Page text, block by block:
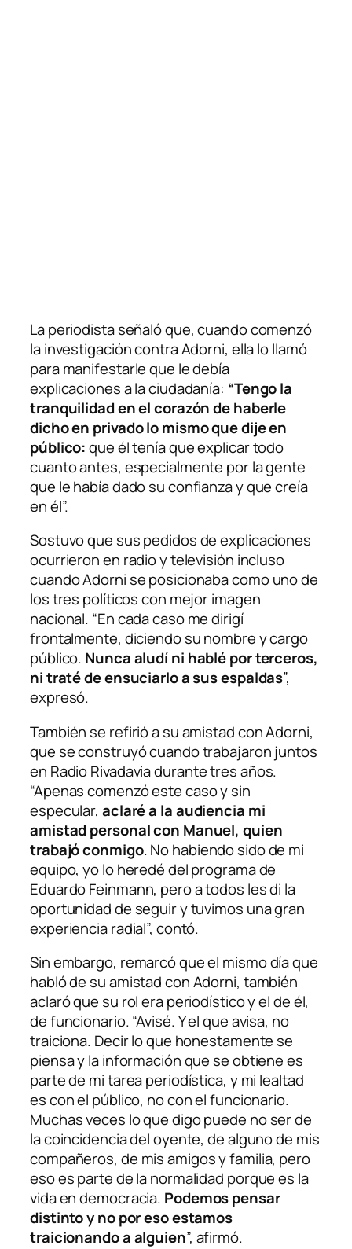
La periodista señaló que, cuando comenzó
la investigación contra Adorni, ella lo llamó
para manifestarle que le debía
explicaciones a la ciudadanía: “Tengo la
tranquilidad en el corazón de haberle
dicho en privado lo mismo que dije en
público:que él tenía que explicar todo
cuanto antes, especialmente por la gente
que le había dado su confianza y que creía
en él”.
Sostuvo que sus pedidos de explicaciones
ocurrieron en radio y televisión incluso
cuando Adorni se posicionaba como uno de
los tres políticos con mejor imagen
nacional. “En cada caso me dirigí
frontalmente, diciendo su nombre y cargo
público. Nunca aludí ni hablé por terceros,
ni traté de ensuciarlo a sus espaldas”,
expresó.
También se refirió a su amistad con Adorni,
que se construyó cuando trabajaron juntos
en Radio Rivadaviadurante tres años.
“Apenas comenzó este caso y sin
especular, aclaré a la audiencia mi
amistad personal con Manuel, quien
trabajó conmigo. No habiendo sido de mi
equipo, yo lo heredé del programa de
Eduardo Feinmann, pero a todos les di la
oportunidad de seguir y tuvimos una gran
experiencia radial”, contó.
Sin embargo, remarcó que el mismo día que
habló de su amistad con Adorni, también
aclaró que su rol era periodístico y el de él,
de funcionario. “Avisé. Y el que avisa, no
traiciona. Decir lo que honestamente se
piensa y la información que se obtiene es
parte de mi tarea periodística, y mi lealtad
es con el público, no con el funcionario.
Muchas veces lo que digo puede no ser de
la coincidencia del oyente, de alguno de mis
compañeros, de mis amigos y familia, pero
eso es parte de la normalidad porque es la
vida en democracia. Podemos pensar
distinto y no por eso estamos
traicionando a alguien”, afirmó.